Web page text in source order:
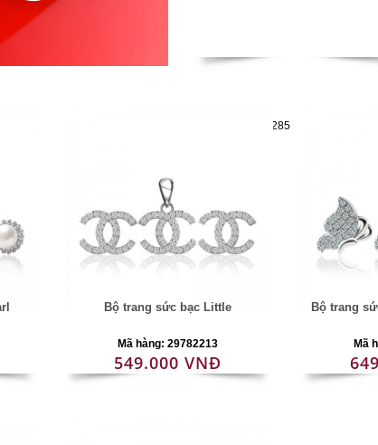
Mã hàng:29782285
Bộ trang sức bạc Little
Mã hàng: 29782213
549.000 VNĐ
Bộ trang
Mã